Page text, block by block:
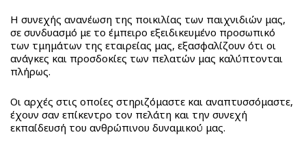
Beauty
Juicy
Couture
Couture
Beauty
3C4G
Σειρά
3
QT
Kitties
Puffy
Mallows
Kitty
Unidorables
Pup
Η συνεχής ανανέωση της ποικιλίας των παιχνιδιών μας,
σε συνδυασμό με το έμπειρο εξειδικευμένο προσωπικό
των τμημάτων της εταιρείας μας, εξασφαλίζουν ότι οι
ανάγκες και προσδοκίες των πελατών μας καλύπτονται
πλήρως.
Οι αρχές στις οποίες στηριζόμαστε και αναπτυσσόμαστε,
έχουν σαν επίκεντρο τον πελάτη και την συνεχή
εκπαίδευσή του ανθρώπινου δυναμικού μας.